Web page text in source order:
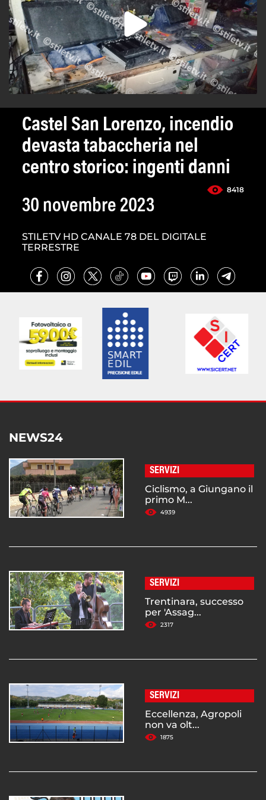
Castel San Lorenzo, incendio
devasta tabaccheria nel
centro storico: ingenti danni
8418
30 novembre 2023
STILETV HD CANALE 78 DEL DIGITALE
TERRESTRE
NEWS24
SERVIZI
Ciclismo, a Giungano il
primo M...
4939
SERVIZI
Trentinara, successo
per 'Assag...
2317
SERVIZI
Eccellenza, Agropoli
non va olt...
1875